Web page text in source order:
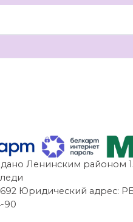
Ленинским районом
Юридический адрес:
90